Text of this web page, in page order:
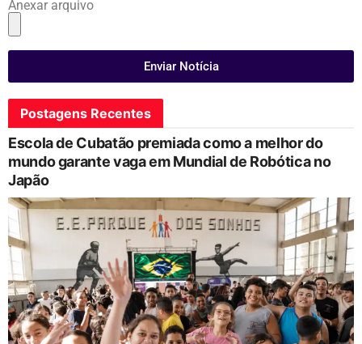
Anexar arquivo
Enviar Notícia
Postagens Recentes
Escola de Cubatão premiada como a melhor do
mundo garante vaga em Mundial de Robótica no
Japão